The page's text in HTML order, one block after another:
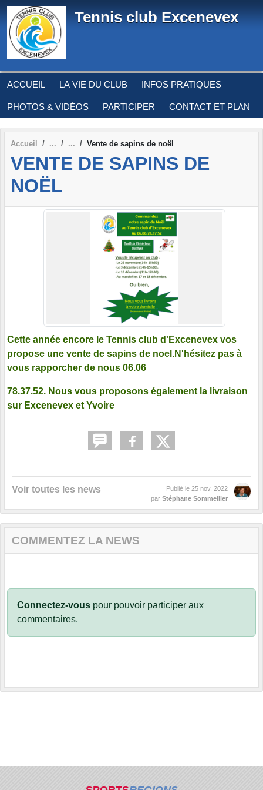
Tennis club Excenevex
ACCUEIL LA VIE DU CLUB INFOS PRATIQUES
PHOTOS & VIDÉOS PARTICIPER CONTACT ET PLAN
Accueil Vente de sapins de noël
VENTE DE SAPINS DE
NOËL
Cette année encore le Tennis club d'Excenevex vos
propose une vente de sapins de noel.N'hésitez pas à
vous rapporcher de nous 06.06
78.37.52. Nous vous proposons également la livraison
sur Excenevex et Yvoire
Voir toutes les news Publié le 25 nov. 2022
par Stéphane Sommeiller
COMMENTEZ LA NEWS
Connectez-vous pour pouvoir participer aux
commentaires.
Panneau de gestion des cookies